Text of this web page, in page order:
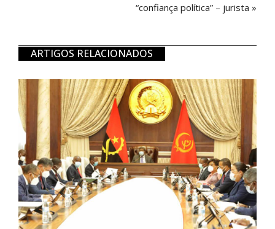
“confiança política” – jurista »
ARTIGOS RELACIONADOS